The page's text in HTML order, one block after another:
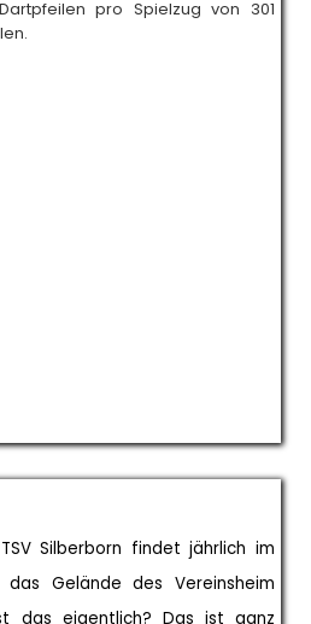
pro Spielzug von 301
Silberborn findet jährlich im
Gelände des Vereinsheim
das eigentlich? Das ist ganz